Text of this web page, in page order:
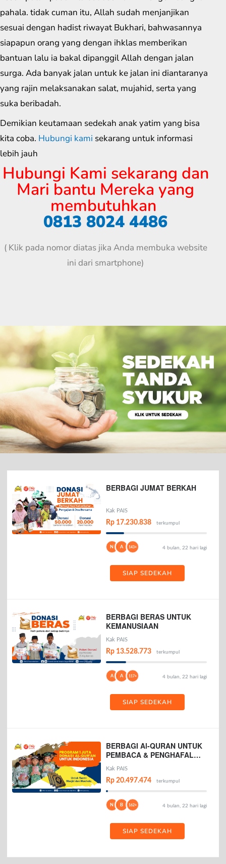
pahala. tidak cuman itu, Allah sudah menjanjikan
sesuai dengan hadist riwayat Bukhari, bahwasannya
siapapun orang yang dengan ihklas memberikan
bantuan lalu ia bakal dipanggil Allah dengan jalan
surga. Ada banyak jalan untuk ke jalan ini diantaranya
yang rajin melaksanakan salat, mujahid, serta yang
suka beribadah.
Demikian keutamaan sedekah anak yatim yang bisa
kita coba. Hubungi kami sekarang untuk informasi
lebih jauh
Hubungi Kami sekarang dan
Mari bantu Mereka yang
membutuhkan
0813 8024 4486
( Klik pada nomor diatas jika Anda membuka website
ini dari smartphone)
BERBAGI JUMAT BERKAH
Kak PAIS
Rp 17.230.838 terkumpul
N A 143+ 4 bulan, 22 hari lagi
SIAP SEDEKAH
BERBAGI BERAS UNTUK
KEMANUSIAAN
Kak PAIS
Rp 13.528.773 terkumpul
A A 117+ 4 bulan, 22 hari lagi
SIAP SEDEKAH
BERBAGI Al-QURAN UNTUK
PEMBACA & PENGHAFAL
AL-QURAN
Kak PAIS
Rp 20.497.474 terkumpul
N B 162+ 4 bulan, 22 hari lagi
SIAP SEDEKAH